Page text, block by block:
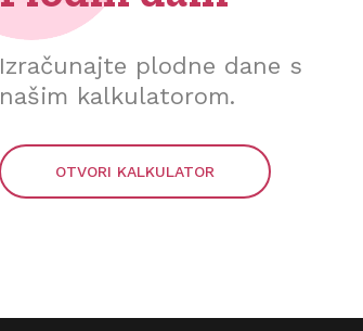
Izračunajte plodne dane s
našim kalkulatorom.
OTVORI KALKULATOR